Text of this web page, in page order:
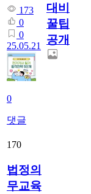
173
0
0
25.05.21
0
댓글
대비
꿀팁
공개
170
법정의
무교육